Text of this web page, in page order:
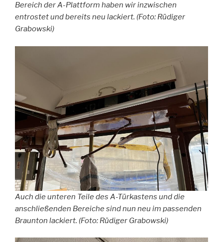
Bereich der A-Plattform haben wir inzwischen
entrostet und bereits neu lackiert. (Foto: Rüdiger
Grabowski)
Auch die unteren Teile des A-Türkastens und die
anschließenden Bereiche sind nun neu im passenden
Braunton lackiert. (Foto: Rüdiger Grabowski)